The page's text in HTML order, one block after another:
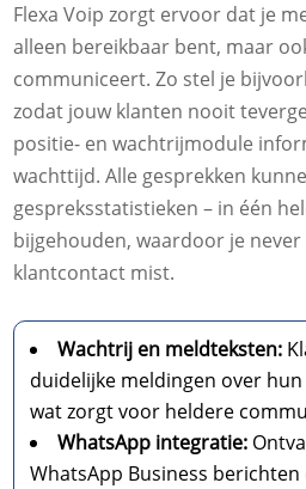
Flexa Voip zorgt ervoor dat je
alleen bereikbaar bent, maar
communiceert. Zo stel je
zodat jouw klanten nooit
positie- en wachtrijmodule
wachttijd. Alle gesprekken
gespreksstatistieken – in één
bijgehouden, waardoor je
klantcontact mist.
Wachtrij en meldteksten:
duidelijke meldingen over
wat zorgt voor heldere
WhatsApp integratie:
WhatsApp Business